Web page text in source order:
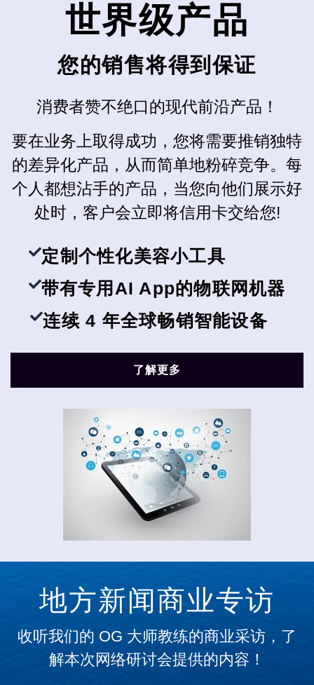
世界级产品
您的销售将得到保证
消费者赞不绝口的现代前沿产品！
要在业务上取得成功，您将需要推销独特
的差异化产品，从而简单地粉碎竞争。每
个人都想沾手的产品，当您向他们展示好
处时，客户会立即将信用卡交给您!
定制个性化美容小工具
带有专用AI App的物联网机器
连续 4 年全球畅销智能设备
了解更多
地方新闻商业专访
收听我们的 OG 大师教练的商业采访，了
解本次网络研讨会提供的内容！